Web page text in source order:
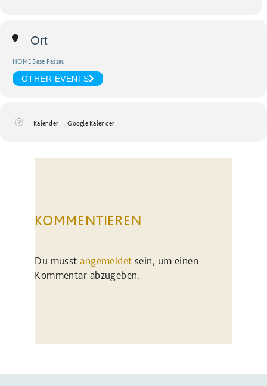
Ort
HOME Base Passau
OTHER EVENTS
Kalender Google Kalender
KOMMENTIEREN
Du musstangemeldet sein, um einen
Kommentar abzugeben.